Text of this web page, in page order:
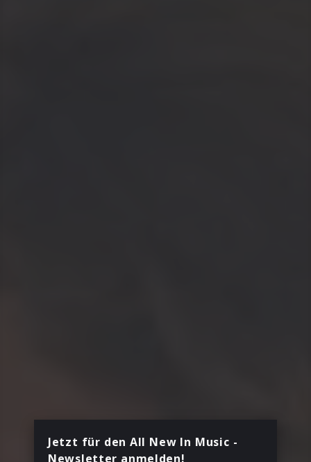
Jetzt für den All New In Music -
Newsletter anmelden!